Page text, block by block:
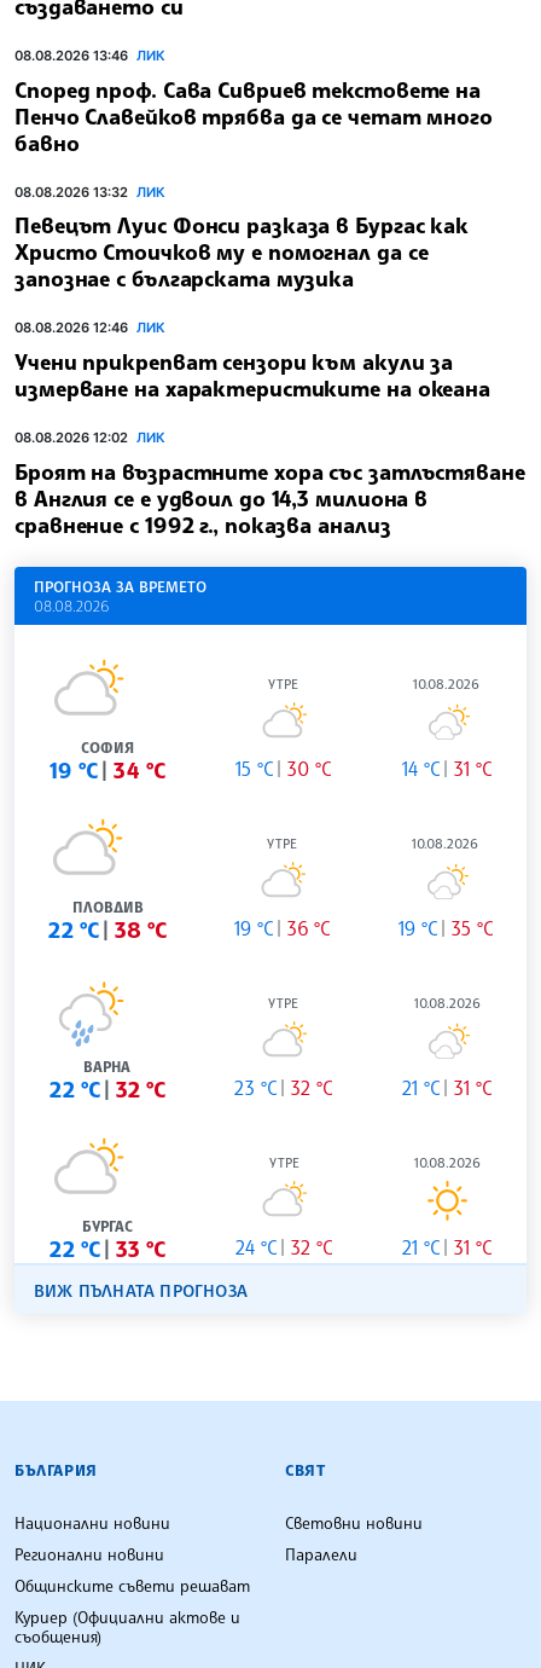
създаването си
08.08.2026 13:46 ЛИК
Според проф. Сава Сивриев текстовете на
Пенчо Славейков трябва да се четат много
бавно
08.08.2026 13:32 ЛИК
Певецът Луис Фонси разказа в Бургас как
Христо Стоичков му е помогнал да се
запознае с българската музика
08.08.2026 12:46 ЛИК
Учени прикрепват сензори към акули за
измерване на характеристиките на океана
08.08.2026 12:02 ЛИК
Броят на възрастните хора със затлъстяване
в Англия се е удвоил до 14,3 милиона в
сравнение с 1992 г., показва анализ
ПРОГНОЗА ЗА ВРЕМЕТО
08.08.2026
СОФИЯ
19 °C 34 °C
УТРЕ
15 °C 30 °C
10.08.2026
14 °C 31 °C
ПЛОВДИВ
22 °C 38 °C
УТРЕ
19 °C 36 °C
10.08.2026
19 °C 35 °C
ВАРНА
22 °C 32 °C
УТРЕ
23 °C 32 °C
10.08.2026
21 °C 31 °C
БУРГАС
22 °C 33 °C
УТРЕ
24 °C 32 °C
10.08.2026
21 °C 31 °C
ВИЖ ПЪЛНАТА ПРОГНОЗА
БЪЛГАРСКА ТЕЛЕГРАФНА АГЕНЦИЯ
БЪЛГАРИЯ
Национални новини
Регионални новини
Общинските съвети решават
Куриер (Официални актове и
съобщения)
СВЯТ
Световни новини
Паралели